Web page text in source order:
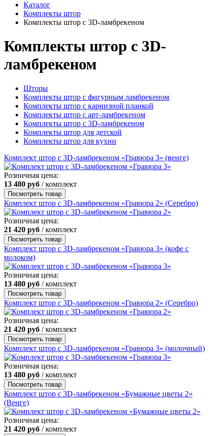
Каталог
Комплекты штор
Комплекты штор с 3D-ламбрекеном
Комплекты штор с 3D-
ламбрекеном
Шторы
Комплекты штор с фигурным ламбрекеном
Комплекты штор с карнизной планкой
Комплекты штор с арт-ламбрекеном
Комплекты штор с 3D-ламбрекеном
Комплекты штор для детской
Комплекты штор для кухни
Комплект штор с 3D-ламбрекеном «Гравюра 3» (венге)
Розничная цена:
13 480 руб / комплект
Посмотреть товар
Комплект штор с 3D-ламбрекеном «Гравюра 2» (Серебро)
Розничная цена:
21 420 руб / комплект
Посмотреть товар
Комплект штор с 3D-ламбрекеном «Гравюра 3» (кофе с
молоком)
Розничная цена:
13 480 руб / комплект
Посмотреть товар
Комплект штор с 3D-ламбрекеном «Гравюра 2» (Серебро)
Розничная цена:
21 420 руб / комплект
Посмотреть товар
Комплект штор с 3D-ламбрекеном «Гравюра 3» (молочный)
Розничная цена:
13 480 руб / комплект
Посмотреть товар
Комплект штор с 3D-ламбрекеном «Бумажные цветы 2»
(Венге)
Розничная цена:
21 420 руб / комплект